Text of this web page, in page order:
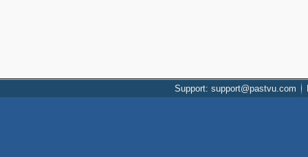
Support: support@pastvu.com